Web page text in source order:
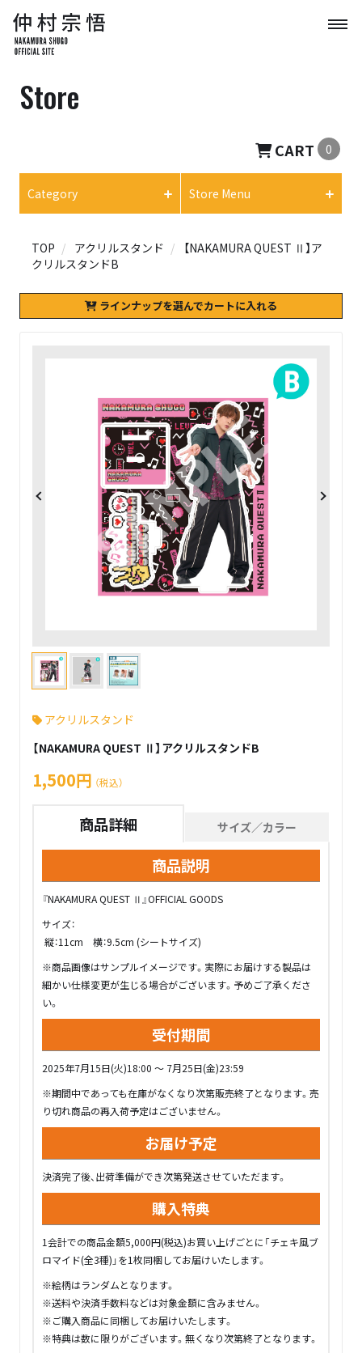
Store
CART 0
Category Store Menu
TOP アクリルスタンド
【NAKAMURA QUEST Ⅱ】ア
クリルスタンドB
ラインナップを選んでカートに入れる
アクリルスタンド
【NAKAMURA QUEST Ⅱ】アクリルスタンドB
1,500円 （税込）
商品詳細 サイズ／カラー
商品説明
『NAKAMURA QUEST Ⅱ』OFFICIAL GOODS
サイズ：
縦：11cm 横：9.5cm (シートサイズ)
※商品画像はサンプルイメージです。実際にお届けする製品は
細かい仕様変更が生じる場合がございます。予めご了承くださ
い。
受付期間
2025年7月15日(火)18:00 ～ 7月25日(金)23:59
※期間中であっても在庫がなくなり次第販売終了となります。売
り切れ商品の再入荷予定はございません。
お届け予定
決済完了後、出荷準備ができ次第発送させていただます。
購入特典
1会計での商品金額5,000円(税込)お買い上げごとに「チェキ風ブ
ロマイド(全3種)」を1枚同梱してお届けいたします。
※絵柄はランダムとなります。
※送料や決済手数料などは対象金額に含みません。
※ご購入商品に同梱してお届けいたします。
※特典は数に限りがございます。無くなり次第終了となります。